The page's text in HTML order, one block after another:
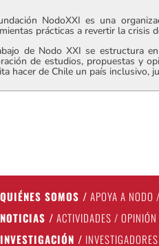
NodoXXI es una
prácticas a revertir la crisis
de Nodo XXI se estructura
de estudios, propuestas y
hacer de Chile un país inclusivo,
QUIÉNES SOMOS / APOYA A NODO
NOTICIAS / ACTIVIDADES /OPINIÓN
INVESTIGACIÓN / INVESTIGADORES